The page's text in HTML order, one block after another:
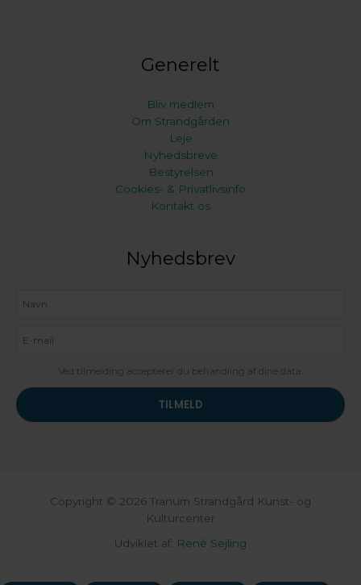
Generelt
Bliv medlem
Om Strandgården
Leje
Nyhedsbreve
Bestyrelsen
Cookies- & Privatlivsinfo
Kontakt os
Nyhedsbrev
Ved tilmelding accepterer du behandling af dine data.
Copyright © 2026 Tranum Strandgård Kunst- og
Kulturcenter
Udviklet af: René Sejling